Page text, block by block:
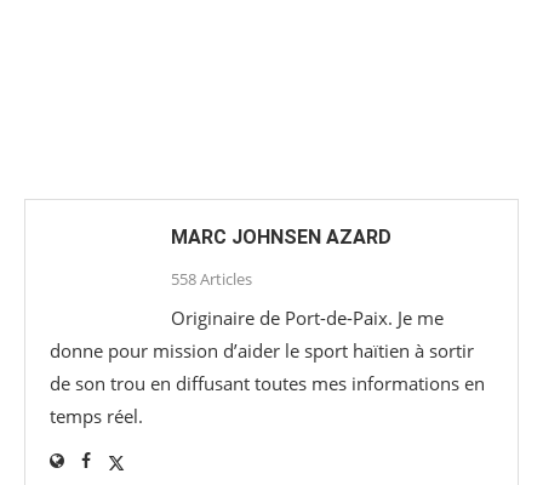
MARC JOHNSEN AZARD
558 Articles
Originaire de Port-de-Paix. Je me
donne pour mission d’aider le sport haïtien à sortir
de son trou en diffusant toutes mes informations en
temps réel.